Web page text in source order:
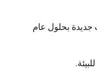
لإضافة 10 وجهات جديدة بحلول عام